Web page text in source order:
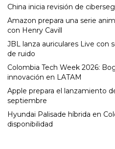
China inicia revisión de
Amazon prepara una serie
con Henry Cavill
JBL lanza auriculares Live con
de ruido
Colombia Tech Week 2026:
innovación en LATAM
Apple prepara el lanzamiento
septiembre
Hyundai Palisade híbrida en
disponibilidad